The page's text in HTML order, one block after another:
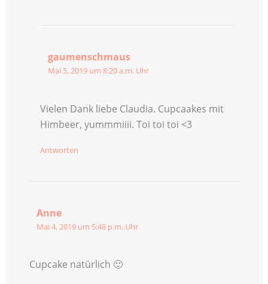
gaumenschmaus
Mai 5, 2019 um 8:20 a.m. Uhr
Vielen Dank liebe Claudia. Cupcaakes mit
Himbeer, yummmiiii. Toi toi toi <3
Antworten
Anne
Mai 4, 2019 um 5:48 p.m. Uhr
Cupcake natürlich 🙂